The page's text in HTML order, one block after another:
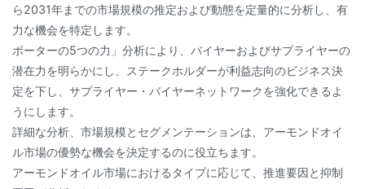
ら2031年までの市場規模の推定および動態を定量的に分析し、有
力な機会を特定します。
ポーターの5つの力」分析により、バイヤーおよびサプライヤーの
潜在力を明らかにし、ステークホルダーが利益志向のビジネス決
定を下し、サプライヤー・バイヤーネットワークを強化できるよ
うにします。
詳細な分析、市場規模とセグメンテーションは、アーモンドオイ
ル市場の優勢な機会を決定するのに役立ちます。
アーモンドオイル市場におけるタイプに応じて、推進要因と抑制